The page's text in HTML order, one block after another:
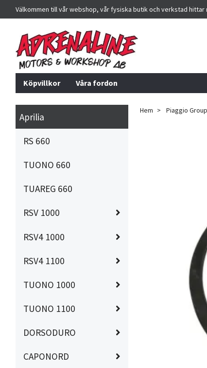
Välkommen till vår webshop, vår fysiska butik och verkstad hittar
Köpvillkor Våra fordon
Aprilia
RS 660
TUONO 660
TUAREG 660
RSV 1000
RSV4 1000
RSV4 1100
TUONO 1000
TUONO 1100
DORSODURO
CAPONORD
Hem Piaggio